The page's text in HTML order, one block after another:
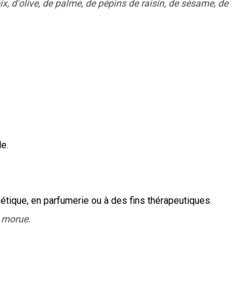
d'olive, de palme, de pépins de raisin, de sésame, de
en parfumerie ou à des fins thérapeutiques.